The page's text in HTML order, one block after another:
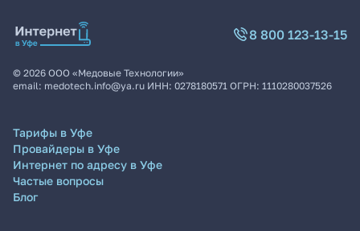
8 800 123-13-15
© 2026 ООО «Медовые Технологии»
email: medotech.info@ya.ru ИНН: 0278180571 ОГРН: 1110280037526
Тарифы в Уфе
Провайдеры в Уфе
Интернет по адресу в Уфе
Частые вопросы
Блог